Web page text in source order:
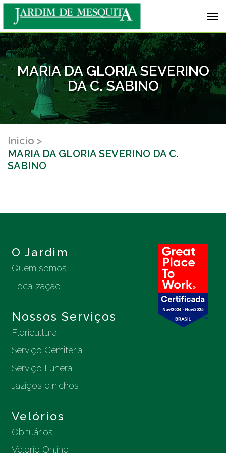
MARIA DA GLORIA SEVERINO
DA C. SABINO
Inicio
MARIA DA GLORIA SEVERINO DA C.
SABINO
O Jardim
Quem somos
Localização
Nossos Serviços
Floricultura
Serviço Cemiterial
Serviço Funeral
Jazigos e nichos
Velórios
Obituários
Velório Online